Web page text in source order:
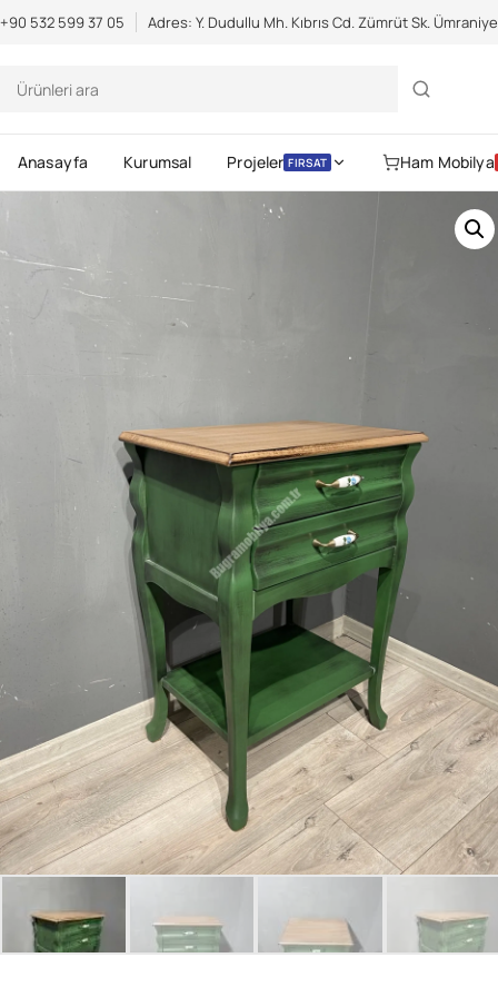
+90 532 599 37 05 Adres: Y. Dudullu Mh. Kıbrıs Cd. Zümrüt Sk.
Anasayfa Kurumsal Projeler FIRSAT Ham Mobilya
adresi*Gerekli
Beni hatırla
Giriş Yap
Parolanızı mı unuttunuz?
Parolanızı mı unuttunuz?
Hesap Oluştur
Scientific Bodybuilding: an extensive catalog of pharmaceuticals -